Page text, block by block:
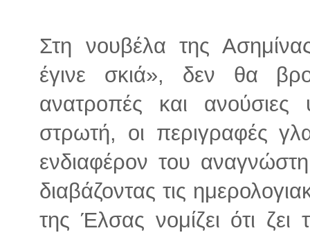
Στη νουβέλα της
έγινε σκιά», δεν θα
ανατροπές και
στρωτή, οι περιγραφές
ενδιαφέρον του
διαβάζοντας τις
της Έλσας νομίζει ότι